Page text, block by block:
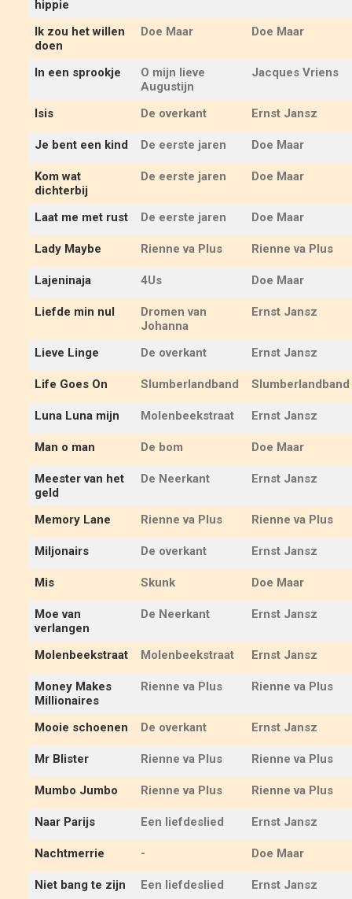
hippie
Ik zou het willen
doen
Doe Maar Doe Maar
In een sprookje
O mijn lieve
Augustijn
Jacques Vriens
Isis De overkant Ernst Jansz
Je bent een kind De eerste jaren Doe Maar
Kom wat
dichterbij
De eerste jaren Doe Maar
Laat me met rust De eerste jaren Doe Maar
Lady Maybe Rienne va Plus Rienne va Plus
Lajeninaja 4Us Doe Maar
Liefde min nul
Dromen van
Johanna
Ernst Jansz
Lieve Linge De overkant Ernst Jansz
Life Goes On Slumberlandband Slumberlandband
Luna Luna mijn Molenbeekstraat Ernst Jansz
Man o man De bom Doe Maar
Meester van het
geld
De Neerkant Ernst Jansz
Memory Lane Rienne va Plus Rienne va Plus
Miljonairs De overkant Ernst Jansz
Mis Skunk Doe Maar
Moe van
verlangen
De Neerkant Ernst Jansz
Molenbeekstraat Molenbeekstraat Ernst Jansz
Money Makes
Millionaires
Rienne va Plus Rienne va Plus
Mooie schoenen De overkant Ernst Jansz
Mr Blister Rienne va Plus Rienne va Plus
Mumbo Jumbo Rienne va Plus Rienne va Plus
Naar Parijs Een liefdeslied Ernst Jansz
Nachtmerrie - Doe Maar
Niet bang te zijn Een liefdeslied Ernst Jansz